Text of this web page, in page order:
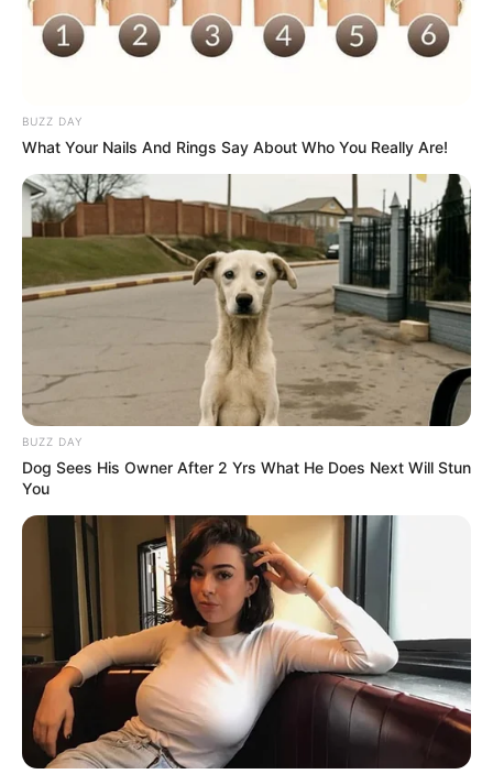
BUZZ DAY
What Your Nails And Rings Say About Who You Really Are!
BUZZ DAY
Dog Sees His Owner After 2 Yrs What He Does Next Will Stun
You